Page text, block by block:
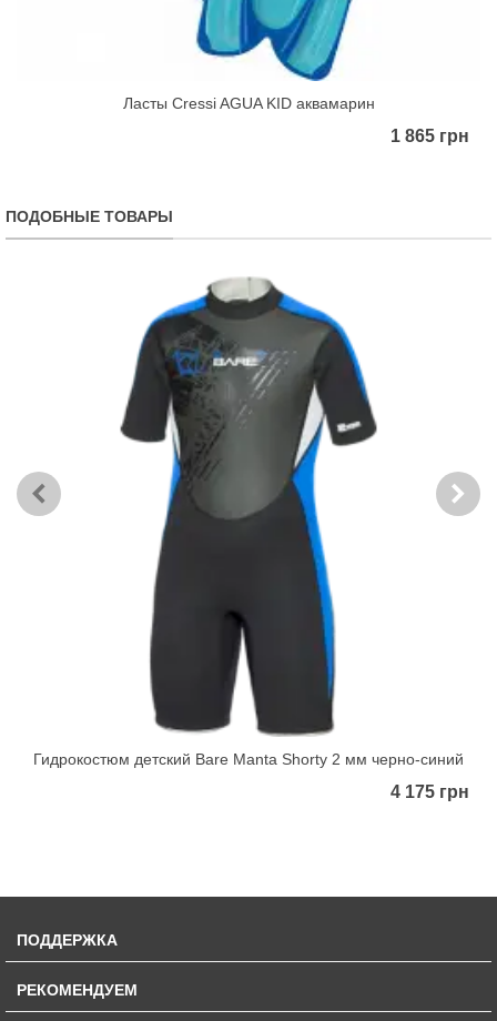
Ласты Cressi AGUA KID аквамарин
1 865 грн
ПОДОБНЫЕ ТОВАРЫ
Гидрокостюм детский Bare Manta Shorty 2 мм черно-синий
4 175 грн
ПОДДЕРЖКА
РЕКОМЕНДУЕМ